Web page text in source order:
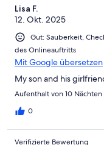
Lisa F.
12. Okt. 2025
Gut: Sauberkeit,
des Onlineauftritts
Mit Google übersetzen
My son and his
Aufenthalt von 10
0
Verifizierte Bewertung